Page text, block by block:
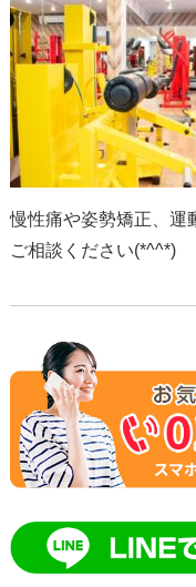
慢性痛や姿勢矯正、運
ご相談ください(*^^*)